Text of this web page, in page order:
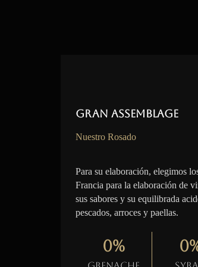
Gran Assemblage
Nuestro Rosado
Para su elaboración, elegimos
Francia para la elaboración de
sus sabores y su equilibrada
pescados, arroces y paellas.
0% 0